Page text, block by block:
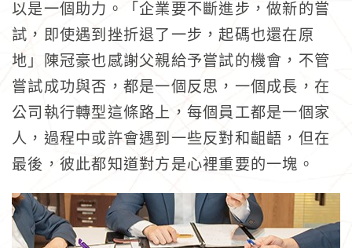
以是一個助力。「企業要不斷進步，做新的嘗
試，即使遇到挫折退了一步，起碼也還在原
地」陳冠豪也感謝父親給予嘗試的機會，不管
嘗試成功與否，都是一個反思，一個成長，在
公司執行轉型這條路上，每個員工都是一個家
人，過程中或許會遇到一些反對和齟齬，但在
最後，彼此都知道對方是心裡重要的一塊。